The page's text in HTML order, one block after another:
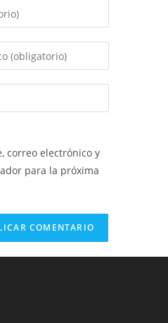
correo electrónico y
para la próxima